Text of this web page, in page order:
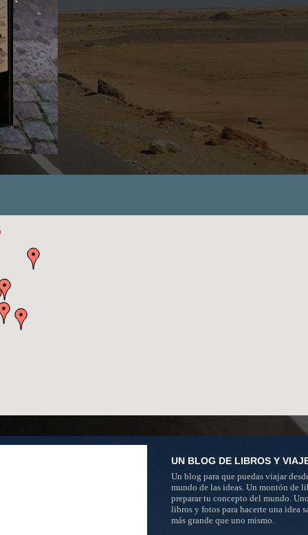
UN BLOG DE LIBROS Y
Un blog para que puedas viajar
mundo de las ideas. Un montón de
preparar tu concepto del mundo.
libros y fotos para hacerte una idea
más grande que uno mismo.